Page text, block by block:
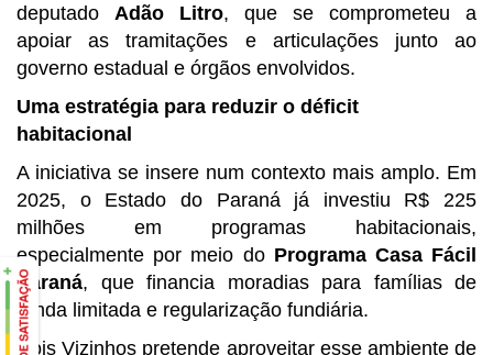
deputado Adão Litro, que se comprometeu a
apoiar as tramitações e articulações junto ao
governo estadual e órgãos envolvidos.
Uma estratégia para reduzir o déficit
habitacional
A iniciativa se insere num contexto mais amplo. Em
2025, o Estado do Paraná já investiu R$ 225
milhões em programas habitacionais,
especialmente por meio do Programa Casa Fácil
Paraná, que financia moradias para famílias de
renda limitada e regularização fundiária.
Dois Vizinhos pretende aproveitar esse ambiente de